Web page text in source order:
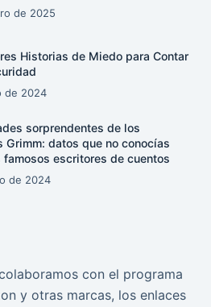
de 2025
Historias de Miedo para Contar
de 2024
sorprendentes de los
Grimm: datos que no conocías
famosos escritores de cuentos
de 2024
con el programa
y otras marcas, los enlaces